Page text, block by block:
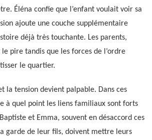
Éléna confie que l’enfant voulait voir sa
ajoute une couche supplémentaire
déjà très touchante. Les parents,
pire tandis que les forces de l’ordre
le quartier.
la tension devient palpable. Dans ces
à quel point les liens familiaux sont forts
et Emma, souvent en désaccord ces
garde de leur fils, doivent mettre leurs